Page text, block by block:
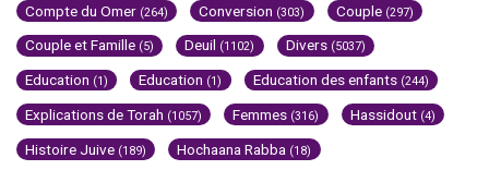
Compte du Omer (264) Conversion (303) Couple (297)
Couple et Famille (5) Deuil (1102) Divers (5037)
Education (1) Education (1) Education des enfants (244)
Explications de Torah (1057) Femmes (316) Hassidout (4)
Histoire Juive (189) Hochaana Rabba (18)